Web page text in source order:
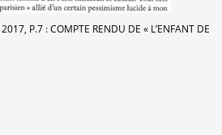
2017, P.7 : COMPTE RENDU DE « L’ENFANT DE